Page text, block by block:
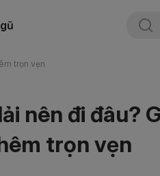
trọn vẹn
nên đi đâu?
trọn vẹn